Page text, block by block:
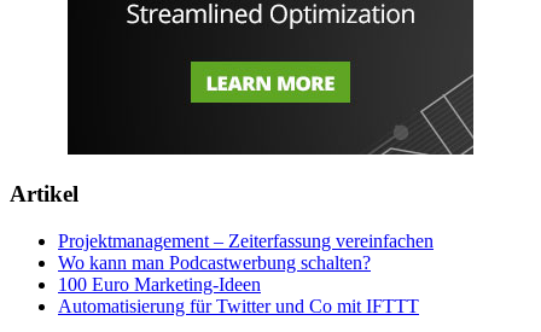
Artikel
Projektmanagement – Zeiterfassung vereinfachen
Wo kann man Podcastwerbung schalten?
100 Euro Marketing-Ideen
Automatisierung für Twitter und Co mit IFTTT